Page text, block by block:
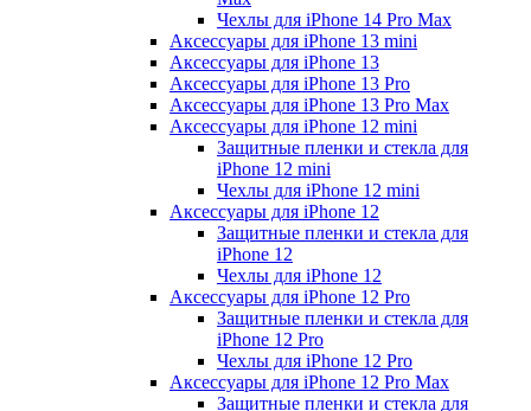
Чехлы для iPhone 14 Pro Max
Аксессуары для iPhone 13 mini
Аксессуары для iPhone 13
Аксессуары для iPhone 13 Pro
Аксессуары для iPhone 13 Pro Max
Аксессуары для iPhone 12 mini
Защитные пленки и стекла для
iPhone 12 mini
Чехлы для iPhone 12 mini
Аксессуары для iPhone 12
Защитные пленки и стекла для
iPhone 12
Чехлы для iPhone 12
Аксессуары для iPhone 12 Pro
Защитные пленки и стекла для
iPhone 12 Pro
Чехлы для iPhone 12 Pro
Аксессуары для iPhone 12 Pro Max
Защитные пленки и стекла для